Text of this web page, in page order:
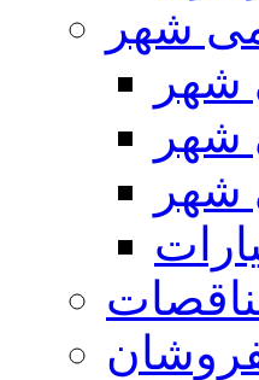
شهر
شهر
شهر
شهر